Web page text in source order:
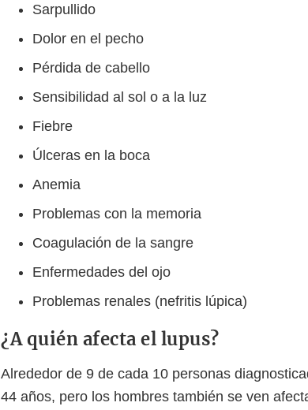
Sarpullido
Dolor en el pecho
Pérdida de cabello
Sensibilidad al sol o a la luz
Fiebre
Úlceras en la boca
Anemia
Problemas con la memoria
Coagulación de la sangre
Enfermedades del ojo
Problemas renales (nefritis lúpica)
¿A quién afecta el lupus?
Alrededor de 9 de cada 10 personas
44 años, pero los hombres también se ven